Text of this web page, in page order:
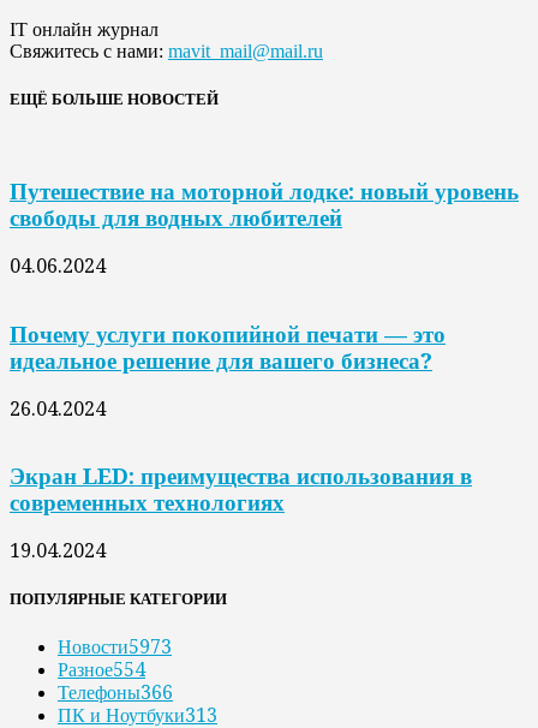
IT онлайн журнал
Свяжитесь с нами: mavit_mail@mail.ru
ЕЩЁ БОЛЬШЕ НОВОСТЕЙ
Путешествие на моторной лодке: новый уровень
свободы для водных любителей
04.06.2024
Почему услуги покопийной печати — это
идеальное решение для вашего бизнеса?
26.04.2024
Экран LED: преимущества использования в
современных технологиях
19.04.2024
ПОПУЛЯРНЫЕ КАТЕГОРИИ
Новости5973
Разное554
Телефоны366
ПК и Ноутбуки313